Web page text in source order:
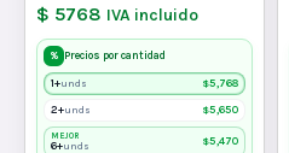
$ 5768 IVA incluido
% Precios por cantidad
1+unds $5,768
2+unds $5,650
MEJOR
6+unds $5,470